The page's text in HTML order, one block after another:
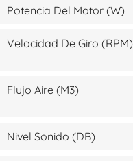
Potencia Del Motor (W)
Velocidad De Giro (RPM)
Flujo Aire (m3)
Nivel Sonido (dB)